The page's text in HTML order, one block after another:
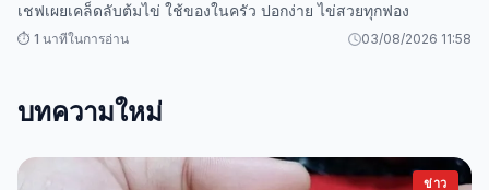
เชฟเผยเคล็ดลับต้มไข่ ใช้ของในครัว ปอกง่าย ไข่สวยทุกฟอง
⏱️ 1 นาทีในการอ่าน 03/08/2026 11:58
บทความใหม่
ข่าว